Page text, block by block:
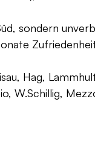
sondern
Hag,
W.Schillig,